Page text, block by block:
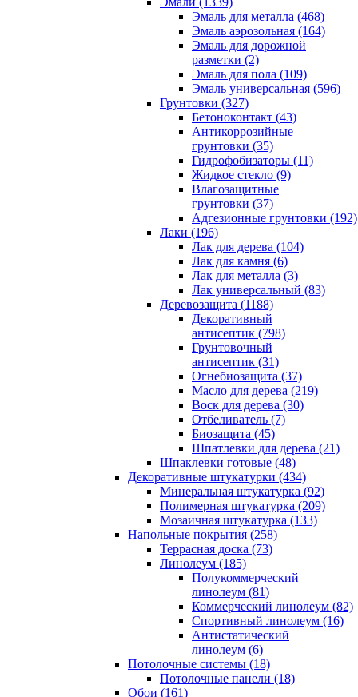
Эмаль для металла (468)
Эмаль аэрозольная (164)
Эмаль для дорожной
разметки (2)
Эмаль для пола (109)
Эмаль универсальная (596)
Грунтовки (327)
Бетоноконтакт (43)
Антикоррозийные
грунтовки (35)
Гидрофобизаторы (11)
Жидкое стекло (9)
Влагозащитные
грунтовки (37)
Адгезионные грунтовки (192)
Лаки (196)
Лак для дерева (104)
Лак для камня (6)
Лак для металла (3)
Лак универсальный (83)
Деревозащита (1188)
Декоративный
антисептик (798)
Грунтовочный
антисептик (31)
Огнебиозащита (37)
Масло для дерева (219)
Воск для дерева (30)
Отбеливатель (7)
Биозащита (45)
Шпатлевки для дерева (21)
Шпаклевки готовые (48)
Декоративные штукатурки (434)
Минеральная штукатурка (92)
Полимерная штукатурка (209)
Мозаичная штукатурка (133)
Напольные покрытия (258)
Террасная доска (73)
Линолеум (185)
Полукоммерческий
линолеум (81)
Коммерческий линолеум (82)
Спортивный линолеум (16)
Антистатический
линолеум (6)
Потолочные системы (18)
Потолочные панели (18)
Обои (161)